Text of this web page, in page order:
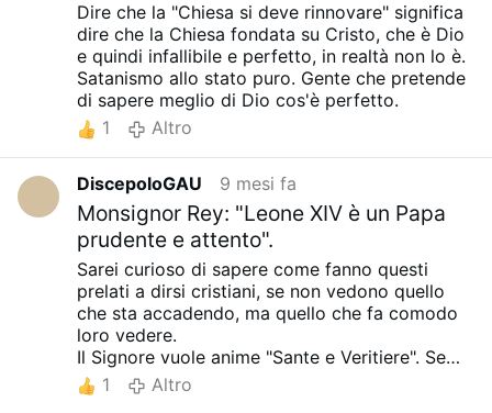
Dire che la "Chiesa si deve rinnovare" significa
dire che la Chiesa fondata su Cristo, che è Dio
e quindi infallibile e perfetto, in realtà non lo è.
Satanismo allo stato puro. Gente che pretende
di sapere meglio di Dio cos'è perfetto.
1
Altro
DiscepoloGAU 9 mesi fa
Monsignor Rey: "Leone XIV è un Papa
prudente e attento".
Sarei curioso di sapere come fanno questi
prelati a dirsi cristiani, se non vedono quello
che sta accadendo, ma quello che fa comodo
loro vedere.
Il Signore vuole anime "Sante e Veritiere". Se
fingi di non vedere come stanno le cose, non
sei veritiero, ma ami e pratichi la menzogna.
1 Altro